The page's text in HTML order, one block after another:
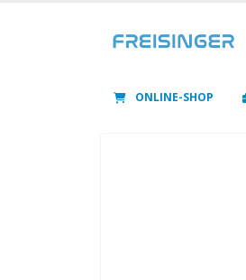
ONLINE-SHOP